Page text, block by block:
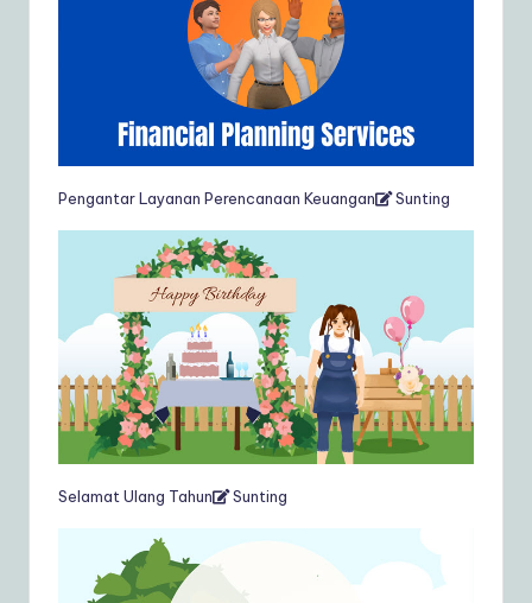
Pengantar Layanan Perencanaan Keuangan Sunting
Selamat Ulang Tahun Sunting